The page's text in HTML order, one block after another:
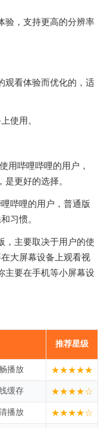
验，支持更高的分辨率
观看体验而优化的，适
使用。
用哔哩哔哩的用户，
更好的选择。
哔哩的用户，普通版
习惯。
，主要取决于用户的使
大屏幕设备上观看视
主要在手机等小屏幕设
推荐星级
播放 ★★★★★
缓存 ★★★★☆
播放 ★★★★☆